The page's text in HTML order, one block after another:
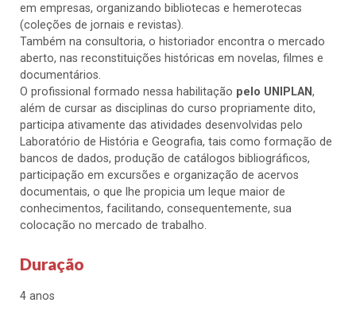
em empresas, organizando bibliotecas e hemerotecas
(coleções de jornais e revistas).
Também na consultoria, o historiador encontra o mercado
aberto, nas reconstituições históricas em novelas, filmes e
documentários.
O profissional formado nessa habilitação pelo UNIPLAN,
além de cursar as disciplinas do curso propriamente dito,
participa ativamente das atividades desenvolvidas pelo
Laboratório de História e Geografia, tais como formação de
bancos de dados, produção de catálogos bibliográficos,
participação em excursões e organização de acervos
documentais, o que lhe propicia um leque maior de
conhecimentos, facilitando, consequentemente, sua
colocação no mercado de trabalho.
Duração
4 anos